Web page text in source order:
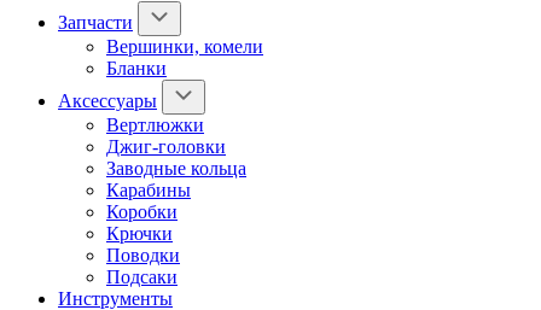
Запчасти
Вершинки, комели
Бланки
Аксессуары
Вертлюжки
Джиг-головки
Заводные кольца
Карабины
Коробки
Крючки
Поводки
Подсаки
Инструменты